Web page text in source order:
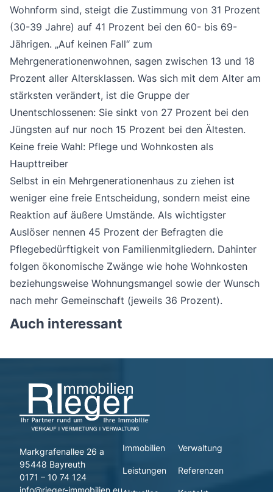
Wohnform sind, steigt die Zustimmung von 31 Prozent
(30-39 Jahre) auf 41 Prozent bei den 60- bis 69-
Jährigen. „Auf keinen Fall“ zum
Mehrgenerationenwohnen, sagen zwischen 13 und 18
Prozent aller Altersklassen. Was sich mit dem Alter am
stärksten verändert, ist die Gruppe der
Unentschlossenen: Sie sinkt von 27 Prozent bei den
Jüngsten auf nur noch 15 Prozent bei den Ältesten.
Keine freie Wahl: Pflege und Wohnkosten als
Haupttreiber
Selbst in ein Mehrgenerationenhaus zu ziehen ist
weniger eine freie Entscheidung, sondern meist eine
Reaktion auf äußere Umstände. Als wichtigster
Auslöser nennen 45 Prozent der Befragten die
Pflegebedürftigkeit von Familienmitgliedern. Dahinter
folgen ökonomische Zwänge wie hohe Wohnkosten
beziehungsweise Wohnungsmangel sowie der Wunsch
nach mehr Gemeinschaft (jeweils 36 Prozent).
Auch interessant
Markgrafenallee 26 a
95448 Bayreuth
0171 – 10 74 124
info@rieger-immobilien.eu
Immobilien Verwaltung
Leistungen Referenzen